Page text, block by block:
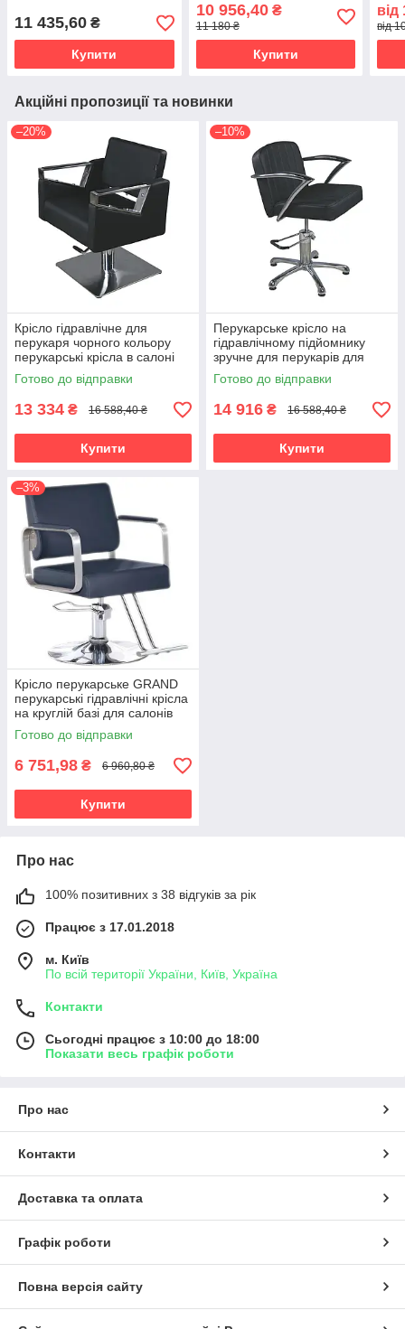
манікюрний зал салону
краси
11 435,60 ₴
Купити
10 956,40₴
11 180 ₴
Купити
від
від
Акційні пропозиції та новинки
–20%
Крісло гідравлічне для
перукаря чорного кольору
перукарські крісла в салоні
краси модель 6615
Готово до відправки
13 334 ₴ 16 588,40 ₴
Купити
–10%
Перукарське крісло на
гідравлічному підйомнику
зручне для перукарів для
клієнтів салону 6639
Готово до відправки
14 916 ₴ 16 588,40 ₴
Купити
–3%
Крісло перукарське GRAND
перукарські гідравлічні крісла
на круглій базі для салонів
краси
Готово до відправки
6 751,98 ₴ 6 960,80 ₴
Купити
Про нас
100% позитивних з 38 відгуків за рік
Працює з 17.01.2018
м. Київ
По всій території України, Київ, Україна
Контакти
Сьогодні працює з 10:00 до 18:00
Показати весь графік роботи
Про нас
Контакти
Доставка та оплата
Графік роботи
Повна версія сайту